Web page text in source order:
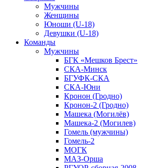
Мужчины
Женщины
Юноши (U-18)
Девушки (U-18)
Команды
Мужчины
БГК «Мешков Брест»
СКА-Минск
БГУФК-СКА
СКА-Юни
Кронон (Гродно)
Кронон-2 (Гродно)
Машека (Могилёв)
Машека-2 (Могилев)
Гомель (мужчины)
Гомель-2
МОГК
МАЗ-Орша